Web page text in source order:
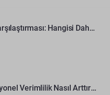
Gazbeton, Tuğla ve Bims Karşılaştırması: Hangisi Daha Avantajlı?
Maden Ocaklarında Operasyonel Verimlilik Nasıl Arttırılır?